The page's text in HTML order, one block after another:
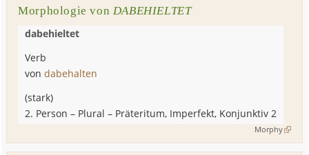
Morphologie von DABEHIELTET
dabehieltet
Verb
vondabehalten
(stark)
2. Person – Plural – Präteritum, Imperfekt, Konjunktiv 2
Morphy